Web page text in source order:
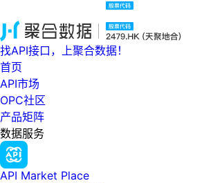
找API接口，上聚合数据！
首页
API市场
OPC社区
产品矩阵
数据服务
API Market Place